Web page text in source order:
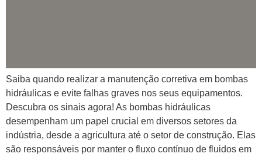
Saiba quando realizar a manutenção corretiva em bombas
hidráulicas e evite falhas graves nos seus equipamentos.
Descubra os sinais agora! As bombas hidráulicas
desempenham um papel crucial em diversos setores da
indústria, desde a agricultura até o setor de construção. Elas
são responsáveis por manter o fluxo contínuo de fluidos em